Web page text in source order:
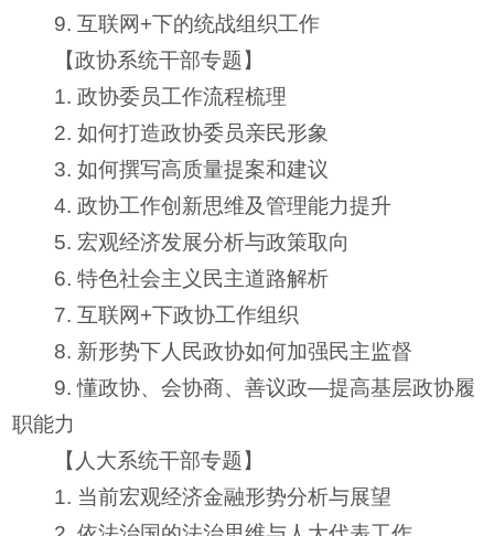
9. 互联网+下的统战组织工作
【政协系统干部专题】
1. 政协委员工作流程梳理
2. 如何打造政协委员亲民形象
3. 如何撰写高质量提案和建议
4. 政协工作创新思维及管理能力提升
5. 宏观经济发展分析与政策取向
6. 特色社会主义民主道路解析
7. 互联网+下政协工作组织
8. 新形势下人民政协如何加强民主监督
9. 懂政协、会协商、善议政—提高基层政协履
职能力
【人大系统干部专题】
1. 当前宏观经济金融形势分析与展望